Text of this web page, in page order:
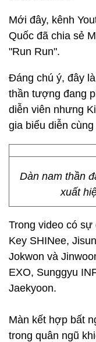
Mới đây, kênh
Quốc đã chia sẻ
"Run Run".
Đáng chú ý, đây
thần tượng đang
diễn viên nhưng
gia biểu diễn
Dàn nam thần
xuất
Trong video có
Key SHINee,
Jokwon và
EXO, Sunggyu
Jaekyoon.
Màn kết hợp bất
trong quân ngũ